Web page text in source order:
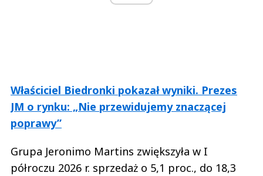
Właściciel Biedronki pokazał wyniki. Prezes
JM o rynku: „Nie przewidujemy znaczącej
poprawy”
Grupa Jeronimo Martins zwiększyła w I
półroczu 2026 r. sprzedaż o 5,1 proc., do 18,3